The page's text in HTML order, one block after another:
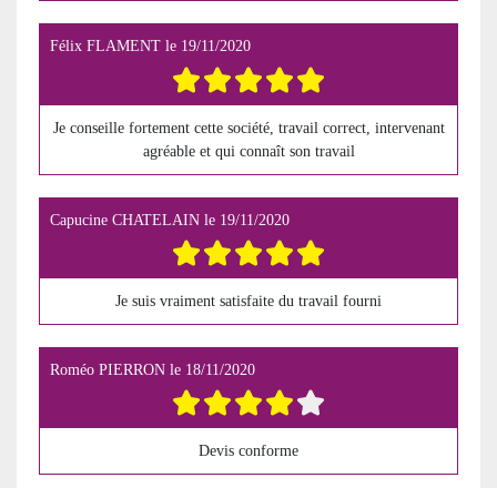
Félix FLAMENT le 19/11/2020
Je conseille fortement cette société, travail correct, intervenant
agréable et qui connaît son travail
Capucine CHATELAIN le 19/11/2020
Je suis vraiment satisfaite du travail fourni
Roméo PIERRON le 18/11/2020
Devis conforme